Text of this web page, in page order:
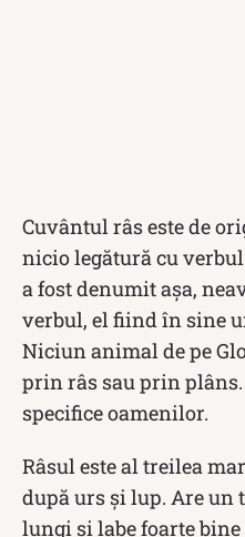
Cuvântul râs este de
nicio legătură cu verbul
a fost denumit așa,
verbul, el fiind în sine
Niciun animal de pe
prin râs sau prin
specifice oamenilor.
Râsul este al treilea
după urs și lup. Are
lungi și labe foarte